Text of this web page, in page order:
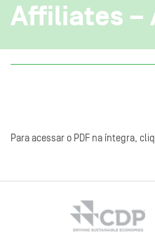
Affiliates –
Para acessar o PDF na íntegra,